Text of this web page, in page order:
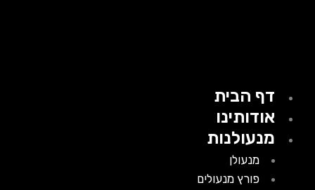
דף הבית
אודותינו
מנעולנות
מנעולן
פורץ מנעולים